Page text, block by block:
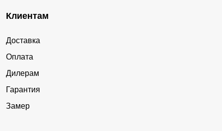
Клиентам
Доставка
Оплата
Дилерам
Гарантия
Замер